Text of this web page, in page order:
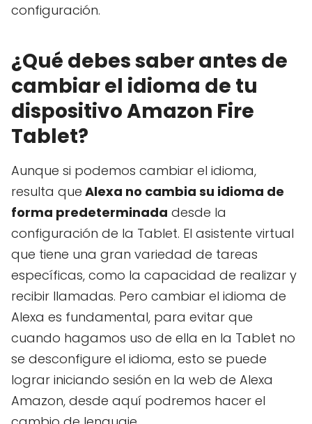
configuración.
¿Qué debes saber antes de
cambiar el idioma de tu
dispositivo Amazon Fire
Tablet?
Aunque si podemos cambiar el idioma,
resulta que Alexa no cambia su idioma de
forma predeterminada desde la
configuración de la Tablet. El asistente virtual
que tiene una gran variedad de tareas
específicas, como la capacidad de realizar y
recibir llamadas. Pero cambiar el idioma de
Alexa es fundamental, para evitar que
cuando hagamos uso de ella en la Tablet no
se desconfigure el idioma, esto se puede
lograr iniciando sesión en la web de Alexa
Amazon, desde aquí podremos hacer el